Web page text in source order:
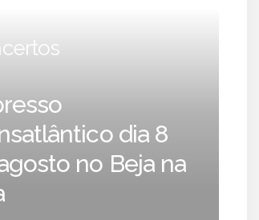
dia 8
no Beja na